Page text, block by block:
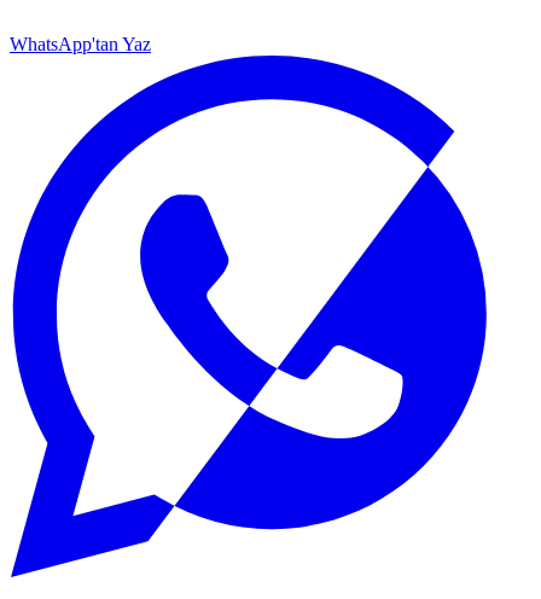
WhatsApp'tan Yaz